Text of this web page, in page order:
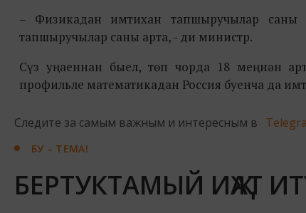
– Физикадан имтихан тапшыручылар
тапшыручылар саны арта, - ди министр.
Сүз уңаеннан быел, төп чорда 18 меңнән
профильле математикадан Россия буенча да
Следите за самым важным и интересным в
БУ – ТЕМА!
БЕРТУКТАМЫЙ ИҖАТ